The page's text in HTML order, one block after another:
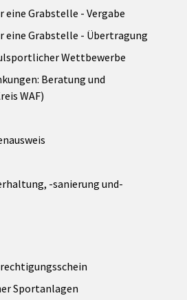
Grabstelle - Vergabe
eine Grabstelle - Übertragung
Wettbewerbe
Beratung und
WAF)
-sanierung und-
Sportanlagen